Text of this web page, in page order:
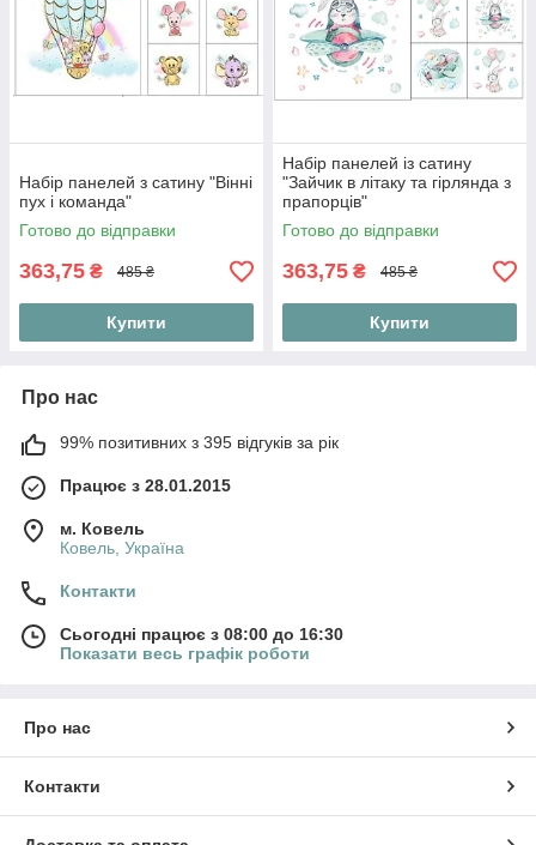
Набір панелей з сатину "Вінні
пух і команда"
Готово до відправки
363,75 ₴ 485 ₴
Купити
Набір панелей із сатину
"Зайчик в літаку та гірлянда з
прапорців"
Готово до відправки
363,75 ₴ 485 ₴
Купити
Про нас
99% позитивних з 395 відгуків за рік
Працює з 28.01.2015
м. Ковель
Ковель, Україна
Контакти
Сьогодні працює з 08:00 до 16:30
Показати весь графік роботи
Про нас
Контакти